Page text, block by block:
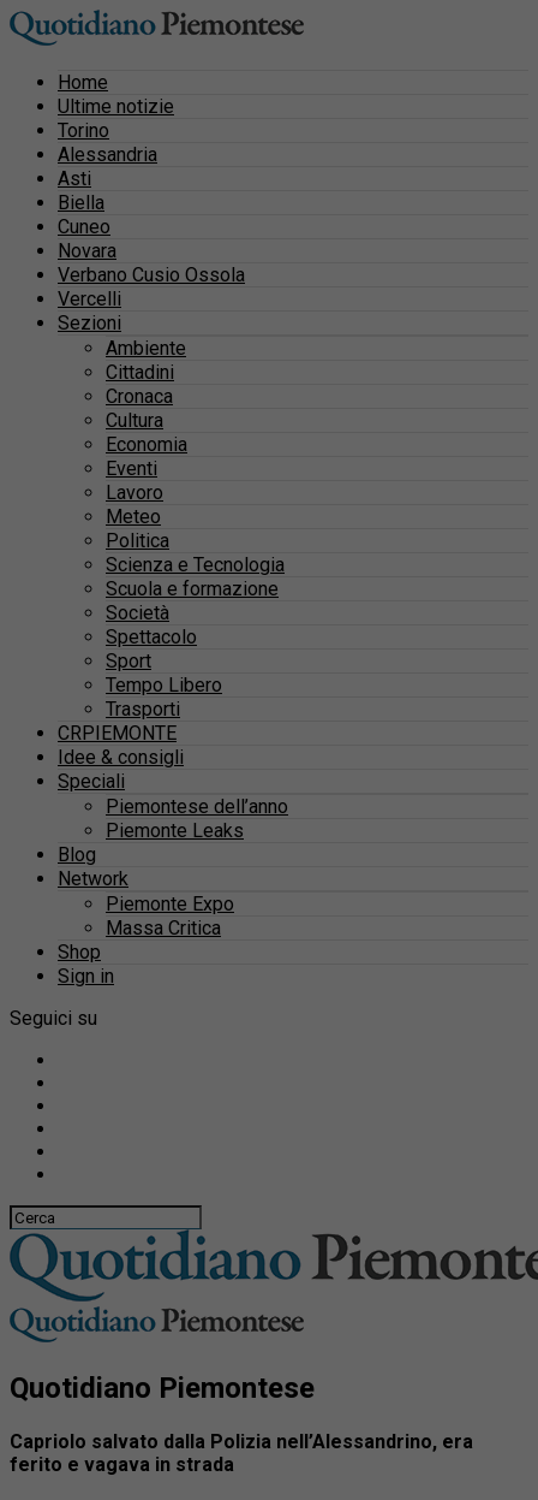
Home
Ultime notizie
Torino
Alessandria
Asti
Biella
Cuneo
Novara
Verbano Cusio Ossola
Vercelli
Sezioni
Ambiente
Cittadini
Cronaca
Cultura
Economia
Eventi
Lavoro
Meteo
Politica
Scienza e Tecnologia
Scuola e formazione
Società
Spettacolo
Sport
Tempo Libero
Trasporti
CRPIEMONTE
Idee & consigli
Speciali
Piemontese dell’anno
Piemonte Leaks
Blog
Network
Piemonte Expo
Massa Critica
Shop
Sign in
Seguici su
Quotidiano Piemontese
Capriolo salvato dalla Polizia nell’Alessandrino, era
ferito e vagava in strada